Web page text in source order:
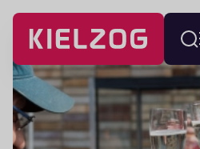
Navigatie
overslaan